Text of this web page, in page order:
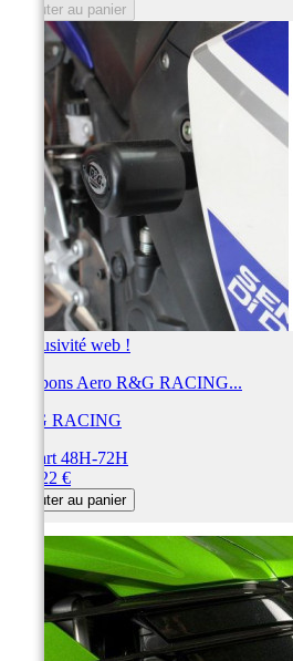
Ajouter au panier
Exclusivité web !
Tampons Aero R&G RACING...
R&G RACING
Départ 48H-72H
237,22 €
Ajouter au panier